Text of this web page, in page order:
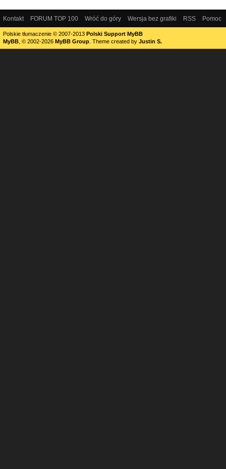
Kontakt FORUM TOP 100 Wróć do góry Wersja bez grafiki RSS Pomoc
Polskie tłumaczenie © 2007-2013 Polski Support MyBB
MyBB , © 2002-2026 MyBB Group Theme created by Justin S.